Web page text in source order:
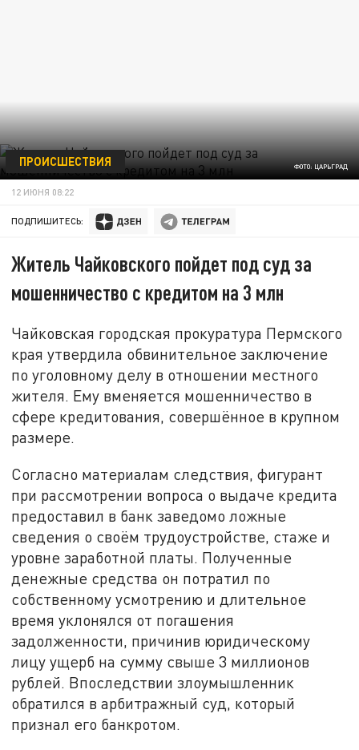
ФОТО: ЦАРЬГРАД
ПРОИСШЕСТВИЯ
12 ИЮНЯ 08:22
ПОДПИШИТЕСЬ:
Житель Чайковского пойдет под суд за
мошенничество с кредитом на 3 млн
Чайковская городская прокуратура Пермского
края утвердила обвинительное заключение
по уголовному делу в отношении местного
жителя. Ему вменяется мошенничество в
сфере кредитования, совершённое в крупном
размере.
Согласно материалам следствия, фигурант
при рассмотрении вопроса о выдаче кредита
предоставил в банк заведомо ложные
сведения о своём трудоустройстве, стаже и
уровне заработной платы. Полученные
денежные средства он потратил по
собственному усмотрению и длительное
время уклонялся от погашения
задолженности, причинив юридическому
лицу ущерб на сумму свыше 3 миллионов
рублей. Впоследствии злоумышленник
обратился в арбитражный суд, который
признал его банкротом.